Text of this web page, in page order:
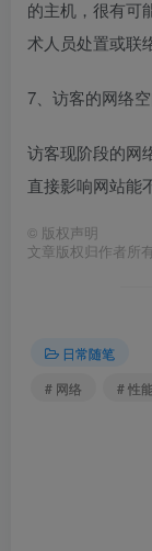
的主机，很有可
术人员处置或联
7、访客的网络
访客现阶段的网
直接影响网站能
© 版权声明
文章版权归作者所
日常随笔
# 网络
# 性